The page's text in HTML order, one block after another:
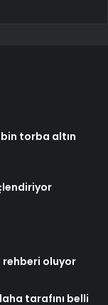
bin torba altın
oluyor
tarafını belli